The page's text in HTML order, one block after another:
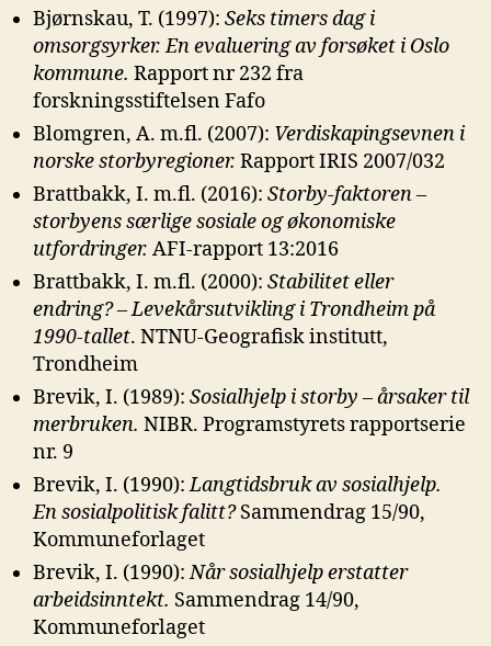
Bjørnskau, T. (1997): Seks timers dag i
omsorgsyrker. En evaluering av forsøket i Oslo
kommune. Rapport nr 232 fra
forskningsstiftelsen Fafo
Blomgren, A. m.fl. (2007): Verdiskapingsevnen i
norske storbyregioner. Rapport IRIS 2007/032
Brattbakk, I. m.fl. (2016): Storby-faktoren –
storbyens særlige sosiale ogøkonomiske
utfordringer. AFI-rapport 13:2016
Brattbakk, I. m.fl. (2000): Stabilitet eller
endring? – Levekårsutvikling i Trondheim på
1990-tallet. NTNU-Geografisk institutt,
Trondheim
Brevik, I. (1989): Sosialhjelp i storby – årsaker til
merbruken. NIBR. Programstyrets rapportserie
nr. 9
Brevik, I. (1990):Langtidsbruk av sosialhjelp.
En sosialpolitisk falitt?Sammendrag 15/90,
Kommuneforlaget
Brevik, I. (1990):Når sosialhjelp erstatter
arbeidsinntekt. Sammendrag 14/90,
Kommuneforlaget